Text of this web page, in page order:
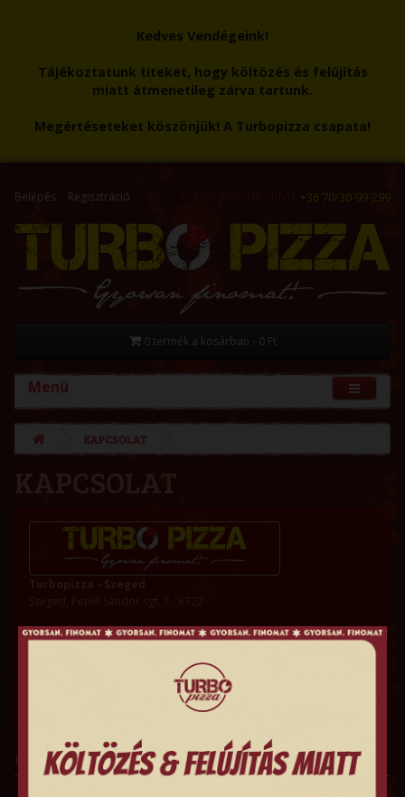
Kedves Vendégeink!
Tájékoztatunk titeket, hogy költözés és felújítás
miatt átmenetileg zárva tartunk.
Megértéseteket köszönjük! A Turbopizza csapata!
Belépés Regisztráció Rendeléshez hívd: +36 70/30-99-299
0 termék a kosárban - 0 Ft
Menü
KAPCSOLAT
Google Térkép megtekintése
Kapcsolati űrlap